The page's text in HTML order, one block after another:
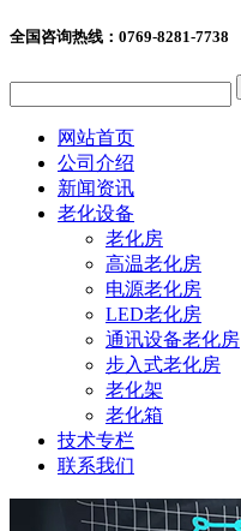
全国咨询热线： 0769-8281-7738
网站首页
公司介绍
新闻资讯
老化设备
老化房
高温老化房
电源老化房
LED老化房
通讯设备老化房
步入式老化房
老化架
老化箱
技术专栏
联系我们